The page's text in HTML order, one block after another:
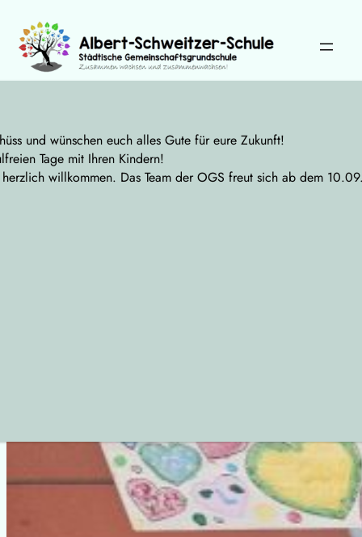
Inhalt
springen
und wünschen euch alles Gute für eure Zukunft!
Tage mit Ihren Kindern!
willkommen. Das Team der OGS freut sich ab dem